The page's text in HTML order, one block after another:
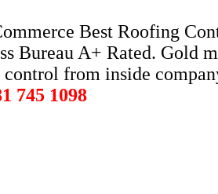
Best Roofing
Bureau A+ Rated. Gold
from inside
745 1098